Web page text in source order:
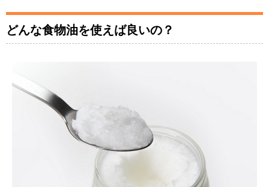
どんな食物油を使えば良いの？